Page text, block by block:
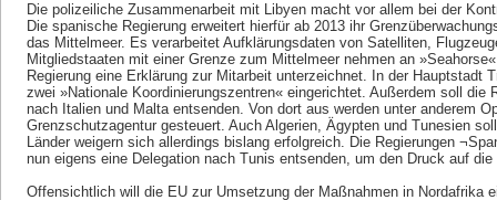
Die polizeiliche Zusammenarbeit mit Libyen macht vor allem bei der
Die spanische Regierung erweitert hierfür ab 2013 ihr
das Mittelmeer. Es verarbeitet Aufklärungsdaten von Satelliten,
Mitgliedstaaten mit einer Grenze zum Mittelmeer nehmen an
Regierung eine Erklärung zur Mitarbeit unterzeichnet. In der Hauptstadt
zwei »Nationale Koordinierungszentren« eingerichtet. Außerdem soll die
nach Italien und Malta entsenden. Von dort aus werden unter anderem
Grenzschutzagentur gesteuert. Auch Algerien, Ägypten und Tunesien
Länder weigern sich allerdings bislang erfolgreich. Die Regierungen
nun eigens eine Delegation nach Tunis entsenden, um den Druck auf
Offensichtlich will die EU zur Umsetzung der Maßnahmen in Nordafrika